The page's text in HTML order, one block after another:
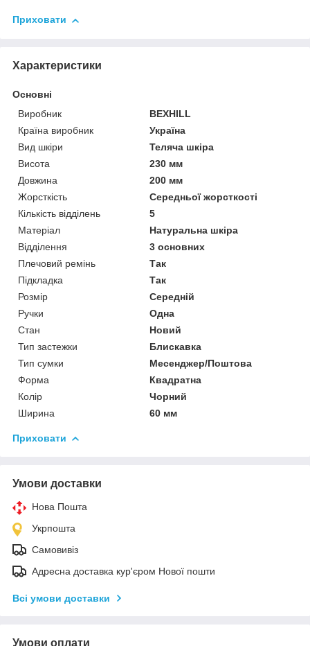
Приховати
Характеристики
Основні
Виробник
BEXHILL
Країна виробник
Україна
Вид шкіри
Теляча шкіра
Висота
230 мм
Довжина
200 мм
Жорсткість
Середньої жорсткості
Кількість відділень
5
Матеріал
Натуральна шкіра
Відділення
3 основних
Плечовий ремінь
Так
Підкладка
Так
Розмір
Середній
Ручки
Одна
Стан
Новий
Тип застежки
Блискавка
Тип сумки
Месенджер/Поштова
Форма
Квадратна
Колір
Чорний
Ширина
60 мм
Приховати
Умови доставки
Нова Пошта
Укрпошта
Самовивіз
Адресна доставка кур'єром Нової пошти
Всі умови доставки
Умови оплати